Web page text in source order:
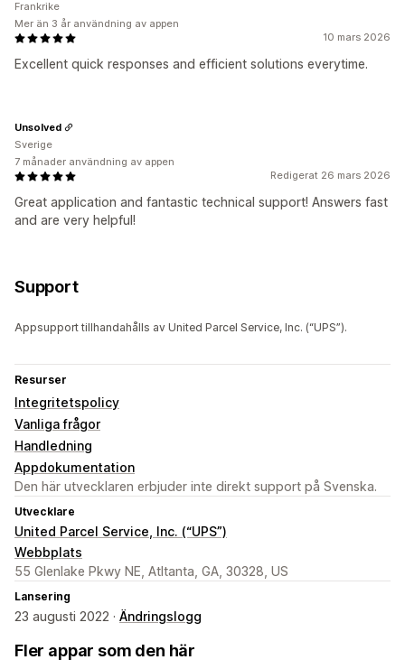
10 mars 2026
Excellent quick responses and efficient solutions everytime.
Frankrike
Mer än 3 år användning av appen
Redigerat 26 mars 2026
Great application and fantastic technical support! Answers fast
and are very helpful!
Unsolved
Sverige
7 månader användning av appen
Support
Appsupport tillhandahålls av United Parcel Service, Inc. (“UPS”).
Resurser
Integritetspolicy
Vanliga frågor
Handledning
Appdokumentation
Den här utvecklaren erbjuder inte direkt support på Svenska.
Utvecklare
United Parcel Service, Inc. (“UPS”)
Webbplats
55 Glenlake Pkwy NE, Atltanta, GA, 30328, US
Lansering
23 augusti 2022 · Ändringslogg
Fler appar som den här